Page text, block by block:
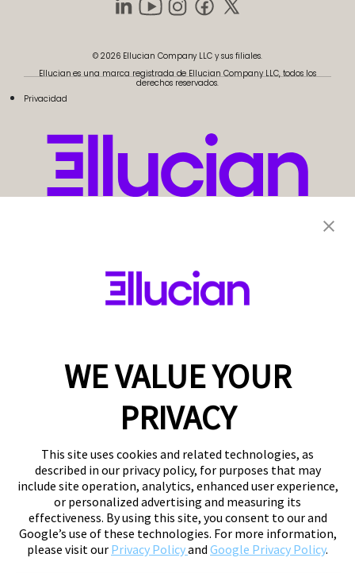
© 2026 Ellucian Company LLC y sus filiales.
Ellucian es una marca registrada de Ellucian Company LLC, todos los
derechos reservados.
Privacidad
WE VALUE YOUR
PRIVACY
This site uses cookies and related technologies, as
described in our privacy policy, for purposes that may
include site operation, analytics, enhanced user experience,
or personalized advertising and measuring its
effectiveness. By using this site, you consent to our and
Google’s use of these technologies. For more information,
please visit our Privacy Policyand Google Privacy Policy.